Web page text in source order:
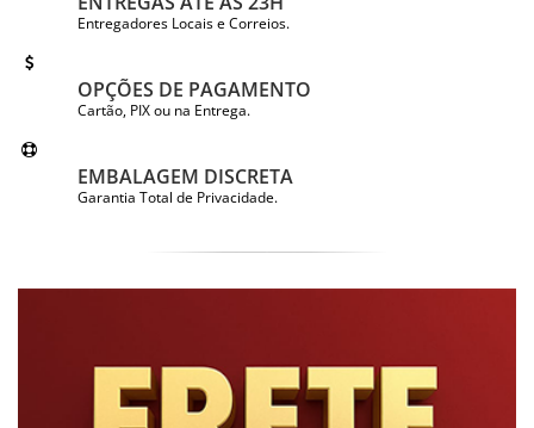
Entregadores Locais e Correios.
OPÇÕES DE PAGAMENTO
Cartão, PIX ou na Entrega.
EMBALAGEM DISCRETA
Garantia Total de Privacidade.